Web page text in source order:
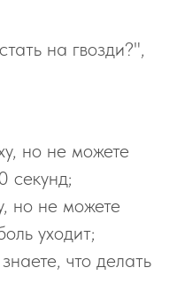
на гвозди?",
но не можете
секунд;
но не можете
уходит;
что делать